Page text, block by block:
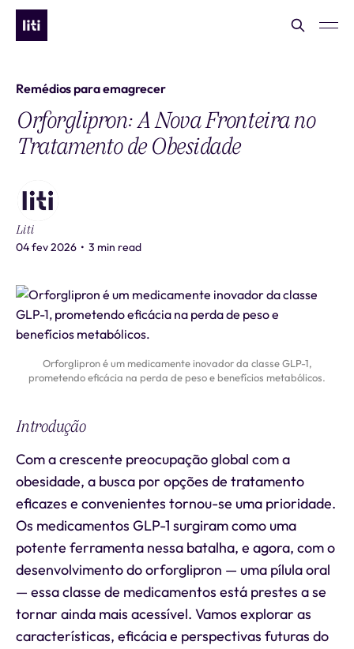
Remédios para emagrecer
Orforglipron: A Nova Fronteira no
Tratamento de Obesidade
Liti
04 fev 2026 • 3 min read
Orforglipron é um medicamente inovador da classe GLP-1,
prometendo eficácia na perda de peso e benefícios metabólicos.
Introdução
Com a crescente preocupação global com a
obesidade, a busca por opções de tratamento
eficazes e convenientes tornou-se uma prioridade.
Os medicamentos GLP-1 surgiram como uma
potente ferramenta nessa batalha, e agora, com o
desenvolvimento do orforglipron — uma pílula oral
— essa classe de medicamentos está prestes a se
tornar ainda mais acessível. Vamos explorar as
características, eficácia e perspectivas futuras do